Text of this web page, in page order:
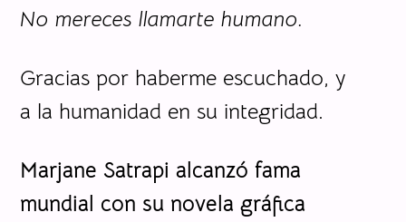
No mereces llamarte humano.
Gracias por haberme escuchado, y
a la humanidad en su integridad.
Marjane Satrapi alcanzó fama
mundial con su novela gráfica